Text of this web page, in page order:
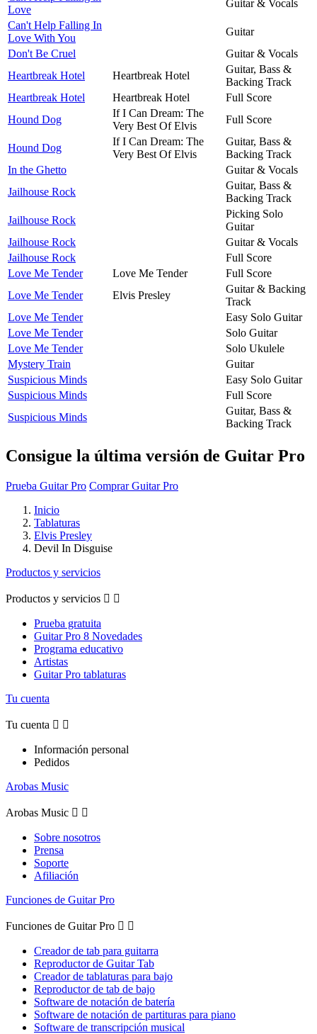
Love
Guitar & Vocals
Can't Help Falling In
Love With You
Guitar
Don't Be Cruel
Guitar & Vocals
Heartbreak Hotel
Heartbreak Hotel
Guitar, Bass &
Backing Track
Heartbreak Hotel
Heartbreak Hotel
Full Score
Hound Dog
If I Can Dream: The
Very Best Of Elvis
Full Score
Hound Dog
If I Can Dream: The
Very Best Of Elvis
Guitar, Bass &
Backing Track
In the Ghetto
Guitar & Vocals
Jailhouse Rock
Guitar, Bass &
Backing Track
Jailhouse Rock
Picking Solo
Guitar
Jailhouse Rock
Guitar & Vocals
Jailhouse Rock
Full Score
Love Me Tender
Love Me Tender
Full Score
Love Me Tender
Elvis Presley
Guitar & Backing
Track
Love Me Tender
Easy Solo Guitar
Love Me Tender
Solo Guitar
Love Me Tender
Solo Ukulele
Mystery Train
Guitar
Suspicious Minds
Easy Solo Guitar
Suspicious Minds
Full Score
Suspicious Minds
Guitar, Bass &
Backing Track
Consigue la última versión de Guitar Pro
Prueba Guitar Pro Comprar Guitar Pro
Inicio
Tablaturas
Elvis Presley
Devil In Disguise
Productos y servicios
Productos y servicios  
Prueba gratuita
Guitar Pro 8 Novedades
Programa educativo
Artistas
Guitar Pro tablaturas
Tu cuenta
Tu cuenta  
Información personal
Pedidos
Arobas Music
Arobas Music  
Sobre nosotros
Prensa
Soporte
Afiliación
Funciones de Guitar Pro
Funciones de Guitar Pro  
Creador de tab para guitarra
Reproductor de Guitar Tab
Creador de tablaturas para bajo
Reproductor de tab de bajo
Software de notación de batería
Software de notación de partituras para piano
Software de transcripción musical